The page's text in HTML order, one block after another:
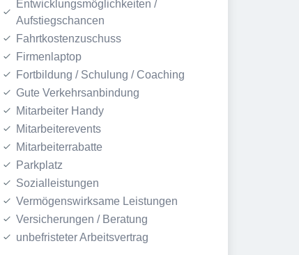
Entwicklungsmöglichkeiten /
Aufstiegschancen
Fahrtkostenzuschuss
Firmenlaptop
Fortbildung / Schulung / Coaching
Gute Verkehrsanbindung
Mitarbeiter Handy
Mitarbeiterevents
Mitarbeiterrabatte
Parkplatz
Sozialleistungen
Vermögenswirksame Leistungen
Versicherungen / Beratung
unbefristeter Arbeitsvertrag